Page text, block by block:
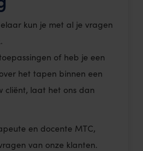
kun je met al je vragen
of heb je een
het tapen binnen een
cliënt, laat het ons dan
en docente MTC,
van onze klanten.